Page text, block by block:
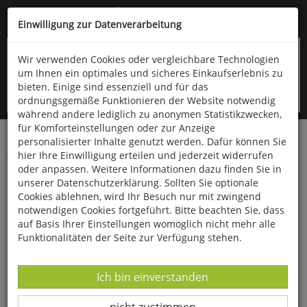
Kompletten Head der Seite überspringen
oder (06766) 9323-960
Startseite Bücher Biologie allgemein Garten
ERFOLGREICH GÄRTNERN im Rhythmus der
Natur
Einwilligung zur Datenverarbeitung
Wir verwenden Cookies oder vergleichbare Technologien
um Ihnen ein optimales und sicheres Einkaufserlebnis zu
bieten. Einige sind essenziell und für das
ordnungsgemäße Funktionieren der Website notwendig
während andere lediglich zu anonymen Statistikzwecken,
für Komforteinstellungen oder zur Anzeige
personalisierter Inhalte genutzt werden. Dafür können Sie
hier Ihre Einwilligung erteilen und jederzeit widerrufen
oder anpassen. Weitere Informationen dazu finden Sie in
unserer Datenschutzerklärung. Sollten Sie optionale
Cookies ablehnen, wird Ihr Besuch nur mit zwingend
notwendigen Cookies fortgeführt. Bitte beachten Sie, dass
auf Basis Ihrer Einstellungen womöglich nicht mehr alle
Funktionalitäten der Seite zur Verfügung stehen.
Datenverarbeitung -
Ich bin einverstanden